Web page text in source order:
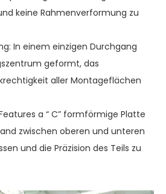
keine Rahmenverformung zu
In einem einzigen Durchgang
geformt, das
aller Montageflächen
a “ C” formförmige Platte
zwischen oberen und unteren
und die Präzision des Teils zu